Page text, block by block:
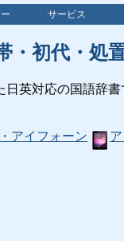
サービス
・初代・処
日英対応の国語辞
アイフォーン